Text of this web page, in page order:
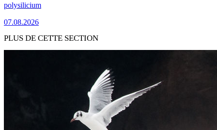
polysilicium
07.08.2026
PLUS DE CETTE SECTION